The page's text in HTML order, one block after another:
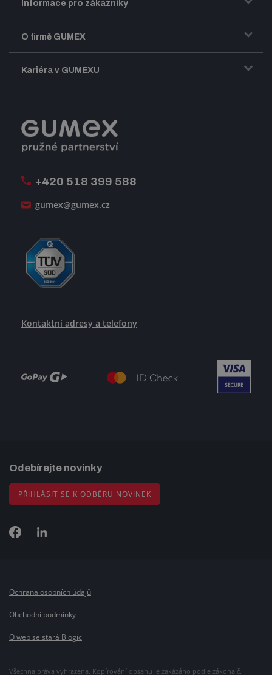
+420 518 399 588
gumex@gumex.cz
Kontaktní adresy a telefony
Informace pro zákazníky
Doprava a zasílání zboží
Obchodní podmínky
Registrace a spolupráce
Firemní časopis Géčko
O firmě GUMEX
Představení firmy GUMEX
Úpravy na míru a montáže
Kariéra v GUMEXU
Volná pracovní místa
Odebírejte novinky
PŘIHLÁSIT SE K ODBĚRU NOVINEK
Všechna práva vyhrazena. Kopírování obsahu je zakázáno podle zákona č.
Ochrana osobních údajů
Obchodní podmínky
O web se stará Blogic